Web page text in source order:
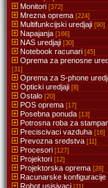
Monitori [372]
Mrezna oprema [224]
Multifunkcijski uredjaji [90]
Napajanja [166]
NAS uredjaji [30]
Notebook racunari [45]
Oprema za prenosne
[31]
Oprema za S-phone
Opticki uredjaji [8]
Ostalo [20]
POS oprema [17]
Posebna ponuda [13]
Potrosna roba za
Preciscivaci vazduha [16]
Prevozna sredstva [11]
Procesori [127]
Projektori [12]
Projektorska oprema [28]
Racunarske konfiguracije
Robot usisivaci [11]